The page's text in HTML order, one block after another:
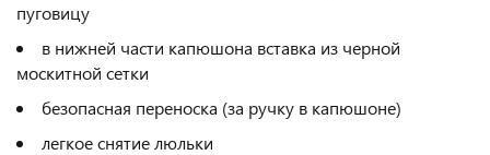
пуговицу
в нижней части капюшона вставка из черной
москитной сетки
безопасная переноска (за ручку в капюшоне)
легкое снятие люльки